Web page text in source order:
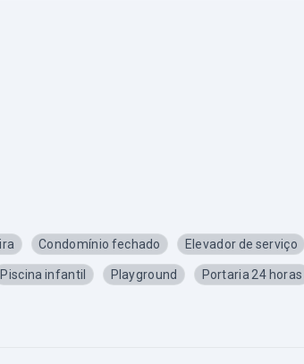
Condomínio fechado Elevador de serviço
Piscina infantil Playground Portaria 24 horas